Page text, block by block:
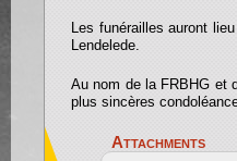
Les funérailles auront
Lendelede.
Au nom de la FRBHG et
plus sincères
Attachments